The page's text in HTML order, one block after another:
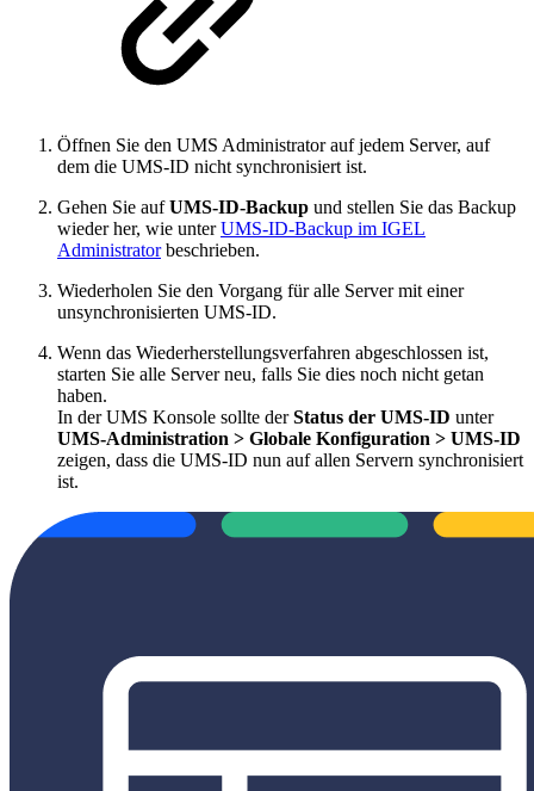
Öffnen Sie den UMS Administrator auf jedem Server, auf
dem die UMS-ID nicht synchronisiert ist.
Gehen Sie aufUMS-ID-Backup und stellen Sie das Backup
wieder her, wie unterUMS-ID-Backup im IGEL
Administratorbeschrieben.
Wiederholen Sie den Vorgang für alle Server mit einer
unsynchronisierten UMS-ID.
Wenn das Wiederherstellungsverfahren abgeschlossen ist,
starten Sie alle Server neu, falls Sie dies noch nicht getan
haben.
In der UMS Konsole sollte derStatus der UMS-ID unter
UMS-Administration > Globale Konfiguration > UMS-ID
zeigen, dass die UMS-ID nun auf allen Servern synchronisiert
ist.